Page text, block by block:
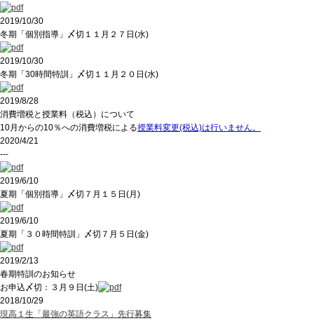
2019/10/30
冬期「個別指導」〆切１１月２７日(水)
2019/10/30
冬期「30時間特訓」〆切１１月２０日(水)
2019/8/28
消費増税と授業料（税込）について
10月からの10％への消費増税による授業料変更(税込)は行いません。
2020/4/21
---
2019/6/10
夏期「個別指導」〆切７月１５日(月)
2019/6/10
夏期「３０時間特訓」〆切７月５日(金)
2019/2/13
春期特訓のお知らせ
お申込〆切：３月９日(土)
2018/10/29
現高１生「最強の英語クラス」先行募集